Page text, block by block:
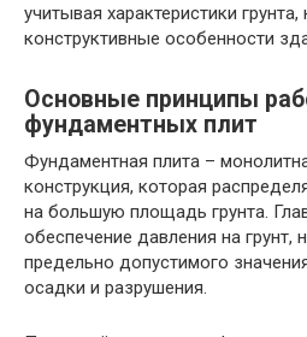
учитывая характеристики грунта,
конструктивные особенности
Основные принципы
фундаментных плит
Фундаментная плита –
конструкция, которая
на большую площадь грунта.
обеспечение давления на
предельно допустимого
осадки и разрушения.